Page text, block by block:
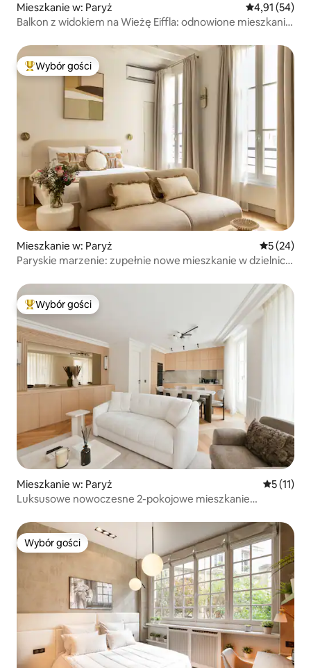
Mieszkanie w: Paryż Średnia
4,91 (54)
Balkon z widokiem na Wieżę Eiffla: odnowione mieszkanie
Najpopularniejsze z kategorii Wybór gości
Wybór gości
Mieszkanie w: Paryż Średnia
5 (24)
Paryskie marzenie: zupełnie nowe mieszkanie w dzielnicy
Najpopularniejsze z kategorii Wybór gości
Wybór gości
Mieszkanie w: Paryż Średnia
5 (11)
Luksusowe nowoczesne 2-pokojowe mieszkanie
Wybór gości
Wybór gości